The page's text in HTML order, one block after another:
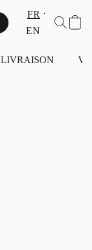
FR
EN
LIVRAISON